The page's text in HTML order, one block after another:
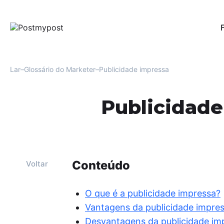
Lar Glossário do Marketer Publicidade impressa
Voltar Conteúdo
O que é a publicidade impressa?
Vantagens da publicidade
Desvantagens da publicidade